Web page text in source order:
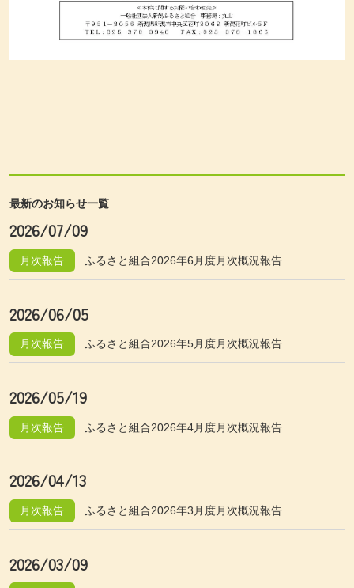
最新のお知らせ一覧
2026/07/09
月次報告 ふるさと組合2026年6月度月次概況報告
2026/06/05
月次報告 ふるさと組合2026年5月度月次概況報告
2026/05/19
月次報告 ふるさと組合2026年4月度月次概況報告
2026/04/13
月次報告 ふるさと組合2026年3月度月次概況報告
2026/03/09